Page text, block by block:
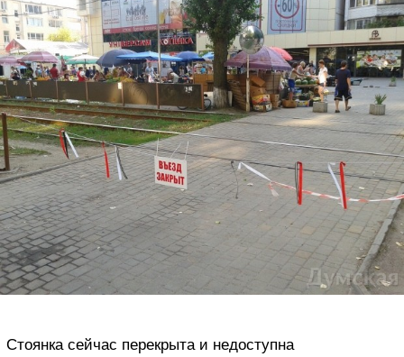
Стоянка сейчас перекрыта и недоступна